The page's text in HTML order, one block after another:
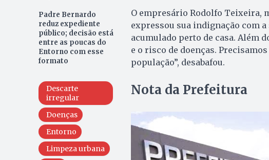
Padre Bernardo
reduz expediente
público; decisão está
entre as poucas do
Entorno com esse
formato
Descarte
irregular
Doenças
Entorno
Limpeza urbana
O empresário Rodolfo Teixeira,
expressou sua indignação com
acumulado perto de casa. Além
e o risco de doenças.
população”, desabafou.
Nota da Prefeitura